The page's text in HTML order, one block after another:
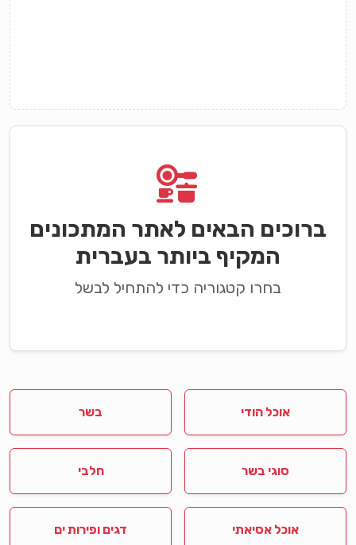
ברוכים הבאים לאתר המתכונים
המקיף ביותר בעברית
בחרו קטגוריה כדי להתחיל לבשל
אוכל הודי בשר
סוגי בשר חלבי
אוכל אסיאתי דגים ופירות ים